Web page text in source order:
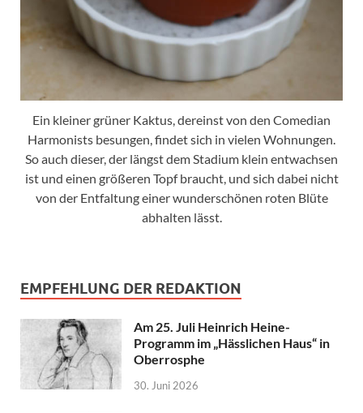
Ein kleiner grüner Kaktus, dereinst von den Comedian
Harmonists besungen, findet sich in vielen Wohnungen.
So auch dieser, der längst dem Stadium klein entwachsen
ist und einen größeren Topf braucht, und sich dabei nicht
von der Entfaltung einer wunderschönen roten Blüte
abhalten lässt.
EMPFEHLUNG DER REDAKTION
Am 25. Juli Heinrich Heine-
Programm im „Hässlichen Haus“ in
Oberrosphe
30. Juni 2026